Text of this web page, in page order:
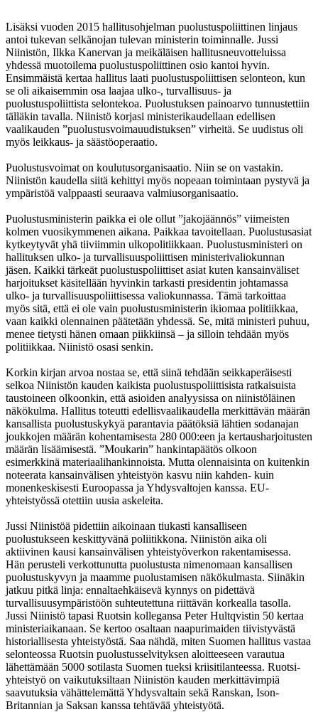
Lisäksi vuoden 2015 hallitusohjelman puolustuspoliittinen linjaus
antoi tukevan selkänojan tulevan ministerin toiminnalle. Jussi
Niinistön, Ilkka Kanervan ja meikäläisen hallitusneuvotteluissa
yhdessä muotoilema puolustuspoliittinen osio kantoi hyvin.
Ensimmäistä kertaa hallitus laati puolustuspoliittisen selonteon, kun
se oli aikaisemmin osa laajaa ulko-, turvallisuus- ja
puolustuspoliittista selontekoa. Puolustuksen painoarvo tunnustettiin
tälläkin tavalla. Niinistö korjasi ministerikaudellaan edellisen
vaalikauden ”puolustusvoimauudistuksen” virheitä. Se uudistus oli
myös leikkaus- ja säästöoperaatio.
Puolustusvoimat on koulutusorganisaatio. Niin se on vastakin.
Niinistön kaudella siitä kehittyi myös nopeaan toimintaan pystyvä ja
ympäristöä valppaasti seuraava valmiusorganisaatio.
Puolustusministerin paikka ei ole ollut ”jakojäännös” viimeisten
kolmen vuosikymmenen aikana. Paikkaa tavoitellaan. Puolustusasiat
kytkeytyvät yhä tiiviimmin ulkopolitiikkaan. Puolustusministeri on
hallituksen ulko- ja turvallisuuspoliittisen ministerivaliokunnan
jäsen. Kaikki tärkeät puolustuspoliittiset asiat kuten kansainväliset
harjoitukset käsitellään hyvinkin tarkasti presidentin johtamassa
ulko- ja turvallisuuspoliittisessa valiokunnassa. Tämä tarkoittaa
myös sitä, että ei ole vain puolustusministerin ikiomaa politiikkaa,
vaan kaikki olennainen päätetään yhdessä. Se, mitä ministeri puhuu,
menee tietysti hänen omaan piikkiinsä – ja silloin tehdään myös
politiikkaa. Niinistö osasi senkin.
Korkin kirjan arvoa nostaa se, että siinä tehdään seikkaperäisesti
selkoa Niinistön kauden kaikista puolustuspoliittisista ratkaisuista
taustoineen olkoonkin, että asioiden analyysissa on niinistöläinen
näkökulma. Hallitus toteutti edellisvaalikaudella merkittävän määrän
kansallista puolustuskykyä parantavia päätöksiä lähtien sodanajan
joukkojen määrän kohentamisesta 280 000:een ja kertausharjoitusten
määrän lisäämisestä. ”Moukarin” hankintapäätös olkoon
esimerkkinä materiaalihankinnoista. Mutta olennaisinta on kuitenkin
noteerata kansainvälisen yhteistyön kasvu niin kahden- kuin
monenkeskisesti Euroopassa ja Yhdysvaltojen kanssa. EU-
yhteistyössä otettiin uusia askeleita.
Jussi Niinistöä pidettiin aikoinaan tiukasti kansalliseen
puolustukseen keskittyvänä poliitikkona. Niinistön aika oli
aktiivinen kausi kansainvälisen yhteistyöverkon rakentamisessa.
Hän perusteli verkottunutta puolustusta nimenomaan kansallisen
puolustuskyvyn ja maamme puolustamisen näkökulmasta. Siinäkin
jatkuu pitkä linja: ennaltaehkäisevä kynnys on pidettävä
turvallisuusympäristöön suhteutettuna riittävän korkealla tasolla.
Jussi Niinistö tapasi Ruotsin kollegansa Peter Hultqvistin 50 kertaa
ministeriaikanaan. Se kertoo osaltaan naapurimaiden tiivistyvästä
historiallisesta yhteistyöstä. Saa nähdä, miten Suomen hallitus vastaa
selonteossa Ruotsin puolustusselvityksen aloitteeseen varautua
lähettämään 5000 sotilasta Suomen tueksi kriisitilanteessa. Ruotsi-
yhteistyö on vaikutuksiltaan Niinistön kauden merkittävimpiä
saavutuksia vähättelemättä Yhdysvaltain sekä Ranskan, Ison-
Britannian ja Saksan kanssa tehtävää yhteistyötä.